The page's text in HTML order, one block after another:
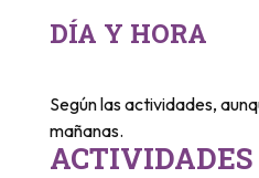
DÍA Y HORA
Según las actividades,
mañanas.
ACTIVIDADES